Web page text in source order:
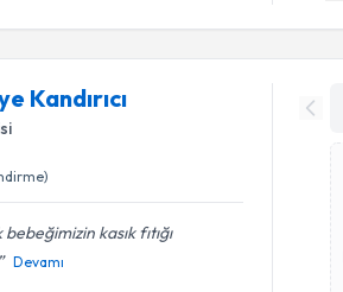
Kandırıcı
kasık fıtığı
Devamı